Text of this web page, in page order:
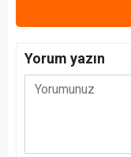
Yorum yazın